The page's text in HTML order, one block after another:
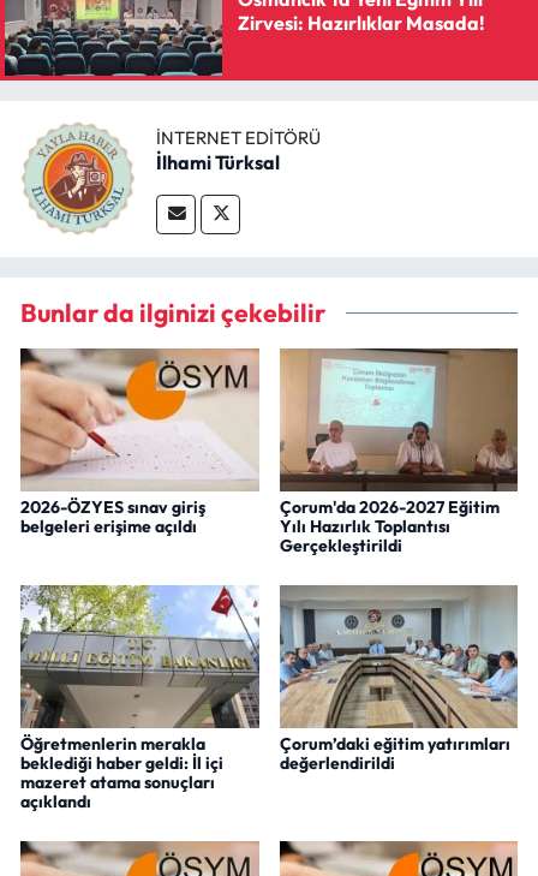
Zirvesi: Hazırlıklar Masada!
İNTERNET EDITÖRÜ
İlhami Türksal
Bunlar da ilginizi çekebilir
2026-ÖZYES sınav giriş
belgeleri erişime açıldı
Çorum'da 2026-2027 Eğitim
Yılı Hazırlık Toplantısı
Gerçekleştirildi
Öğretmenlerin merakla
beklediği haber geldi: İl içi
mazeret atama sonuçları
açıklandı
Çorum’daki eğitim yatırımları
değerlendirildi